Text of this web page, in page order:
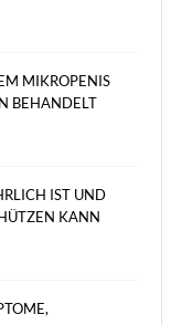
MIKROPENIS
BEHANDELT
IST UND
KANN